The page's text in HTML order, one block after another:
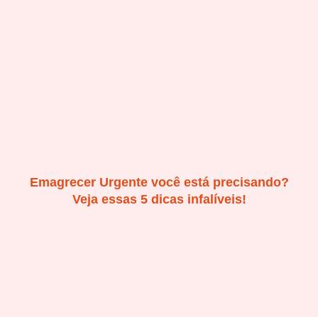
Emagrecer Urgente você está precisando?
Veja essas 5 dicas infalíveis!